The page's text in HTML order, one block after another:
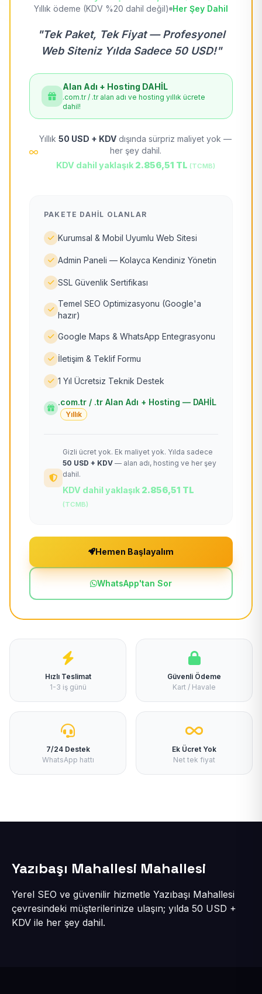
Yıllık ödeme (KDV %20 dahil değil) Her Şey Dahil
"Tek Paket, Tek Fiyat — Profesyonel
Web Siteniz Yılda Sadece 50 USD!"
Alan Adı + Hosting DAHİL
.com.tr / .tr alan adı ve hosting yıllık ücrete
dahil!
Yıllık 50 USD + KDV dışında sürpriz maliyet yok —
her şey dahil.
KDV dahil yaklaşık 2.856,51 TL (TCMB)
PAKETE DAHIL OLANLAR
Kurumsal & Mobil Uyumlu Web Sitesi
Admin Paneli — Kolayca Kendiniz Yönetin
SSL Güvenlik Sertifikası
Temel SEO Optimizasyonu (Google'a
hazır)
Google Maps & WhatsApp Entegrasyonu
İletişim & Teklif Formu
1 Yıl Ücretsiz Teknik Destek
.com.tr / .tr Alan Adı + Hosting — DAHİL
Yıllık
Gizli ücret yok. Ek maliyet yok. Yılda sadece
50 USD + KDV — alan adı, hosting ve her şey
dahil.
KDV dahil yaklaşık 2.856,51 TL
(TCMB)
Hemen Başlayalım
WhatsApp'tan Sor
Hızlı Teslimat
1-3 iş günü
Güvenli Ödeme
Kart / Havale
7/24 Destek
WhatsApp hattı
Ek Ücret Yok
Net tek fiyat
Yazıbaşı Mahallesi Mahallesi
Yerel SEO ve güvenilir hizmetle Yazıbaşı Mahallesi
çevresindeki müşterilerinize ulaşın; yılda 50 USD +
KDV ile her şey dahil.